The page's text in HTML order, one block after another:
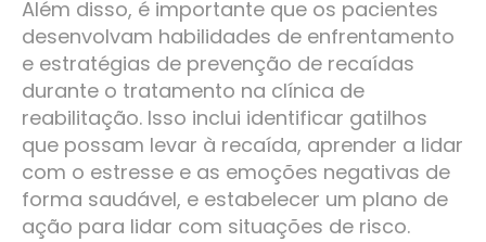
Além disso, é importante que os pacientes
desenvolvam habilidades de enfrentamento
e estratégias de prevenção de recaídas
durante o tratamento na clínica de
reabilitação. Isso inclui identificar gatilhos
que possam levar à recaída, aprender a lidar
com o estresse e as emoções negativas de
forma saudável, e estabelecer um plano de
ação para lidar com situações de risco.